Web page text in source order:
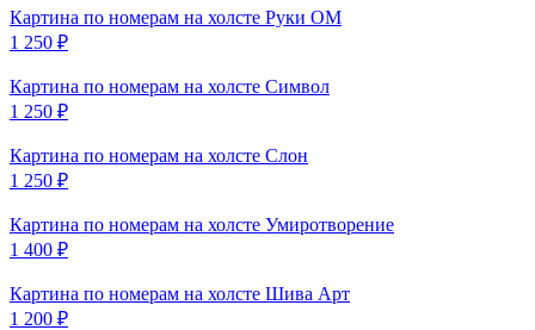
Картина по номерам на холсте Руки ОМ
1 250 ₽
Картина по номерам на холсте Символ
1 250 ₽
Картина по номерам на холсте Слон
1 250 ₽
Картина по номерам на холсте Умиротворение
1 400 ₽
Картина по номерам на холсте Шива Арт
1 200 ₽